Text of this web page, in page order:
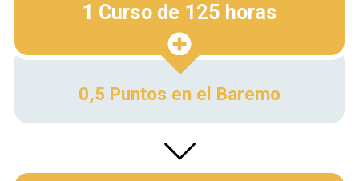
1 Curso de 125 horas
0,5 Puntos en el Baremo